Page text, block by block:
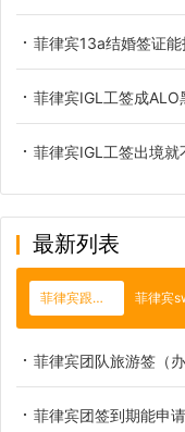
菲律宾13a结婚签证
菲律宾IGL工签成
菲律宾IGL工签出境
最新列表
菲律宾跟团签证
菲律宾团队旅游签（办
菲律宾团签到期能申